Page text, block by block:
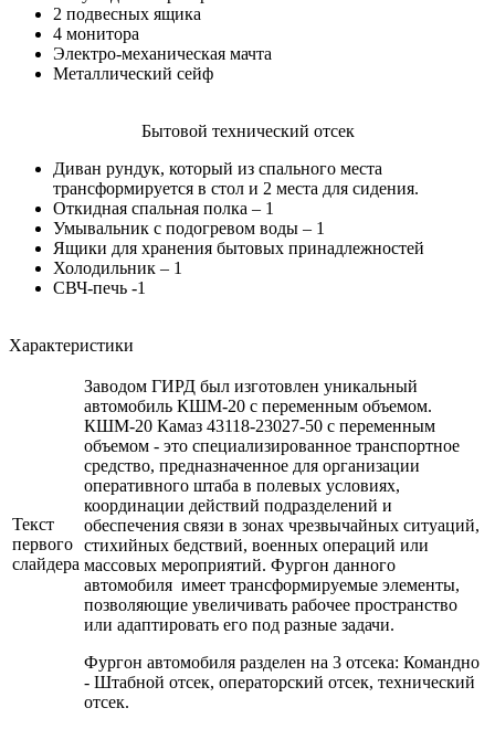
2 подвесных ящика
4 монитора
Электро-механическая мачта
Металлический сейф
Бытовой технический отсек
Диван рундук, который из спального места
трансформируется в стол и 2 места для сидения.
Откидная спальная полка – 1
Умывальник с подогревом воды – 1
Ящики для хранения бытовых принадлежностей
Холодильник – 1
СВЧ-печь -1
Характеристики
Текст
первого
слайдера
Заводом ГИРД был изготовлен уникальный
автомобиль КШМ-20 с переменным объемом.
КШМ-20 Камаз 43118-23027-50 с переменным
объемом - это специализированное транспортное
средство, предназначенное для организации
оперативного штаба в полевых условиях,
координации действий подразделений и
обеспечения связи в зонах чрезвычайных ситуаций,
стихийных бедствий, военных операций или
массовых мероприятий. Фургон данного
автомобиля имеет трансформируемые элементы,
позволяющие увеличивать рабочее пространство
или адаптировать его под разные задачи.
Фургон автомобиля разделен на 3 отсека: Командно
- Штабной отсек, операторский отсек, технический
отсек.